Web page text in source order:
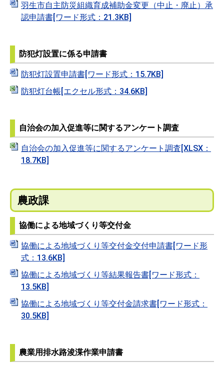
羽生市自主防災組織育成補助金変更（中止・廃止）承
認申請書[ワード形式：21.3KB]
防犯灯設置に係る申請書
防犯灯設置申請書[ワード形式：15.7KB]
防犯灯台帳[エクセル形式：34.6KB]
自治会の加入促進等に関するアンケート調査
自治会の加入促進等に関するアンケート調査[XLSX：
18.7KB]
農政課
協働による地域づくり等交付金
協働による地域づくり等交付金交付申請書[ワード形
式：13.6KB]
協働による地域づくり等結果報告書[ワード形式：
13.5KB]
協働による地域づくり等交付金請求書[ワード形式：
30.5KB]
農業用排水路浚渫作業申請書